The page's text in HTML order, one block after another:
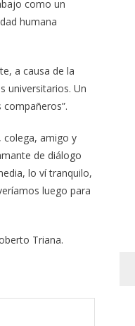
como un
humana
a causa de la
universitarios. Un
colega, amigo y
de diálogo
lo ví tranquilo,
luego para
Triana.